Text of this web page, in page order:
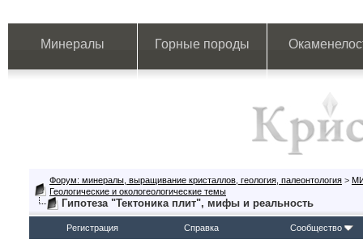
Минералы Горные породы
Форум: минералы, выращивание кристаллов, геология, палеонтология >
Геологические и окологеологические темы
Гипотеза "Тектоника плит", мифы и реальность
Регистрация Справка Сообщество